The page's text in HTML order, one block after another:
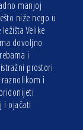
manjoj
niže nego u
Velike
dovoljno
i
prostori
raznolikom i
i ojačati